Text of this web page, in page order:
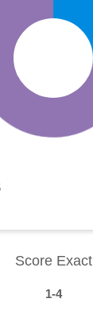
Score Exact
1-4